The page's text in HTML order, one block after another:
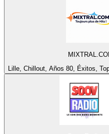
Lille, Chillout, Años 80, Éxitos,